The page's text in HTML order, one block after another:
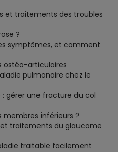
et traitements des troubles
?
symptômes, et comment
ostéo-articulaires
pulmonaire chez le
gérer une fracture du col
membres inférieurs ?
traitements du glaucome
traitable facilement